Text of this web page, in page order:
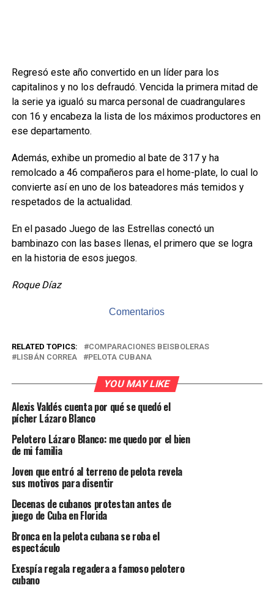
Regresó este año convertido en un líder para los
capitalinos y no los defraudó. Vencida la primera mitad de
la serie ya igualó su marca personal de cuadrangulares
con 16 y encabeza la lista de los máximos productores en
ese departamento.
Además, exhibe un promedio al bate de 317 y ha
remolcado a 46 compañeros para el home-plate, lo cual lo
convierte así en uno de los bateadores más temidos y
respetados de la actualidad.
En el pasado Juego de las Estrellas conectó un
bambinazo con las bases llenas, el primero que se logra
en la historia de esos juegos.
Roque Díaz
Comentarios
RELATED TOPICS:
COMPARACIONES BEISBOLERAS
LISBÁN CORREA
PELOTA CUBANA
YOU MAY LIKE
Alexis Valdés cuenta por qué se quedó el
pícher Lázaro Blanco
Pelotero Lázaro Blanco: me quedo por el bien
de mi familia
Joven que entró al terreno de pelota revela
sus motivos para disentir
Decenas de cubanos protestan antes de
juego de Cuba en Florida
Bronca en la pelota cubana se roba el
espectáculo
Exespía regala regadera a famoso pelotero
cubano